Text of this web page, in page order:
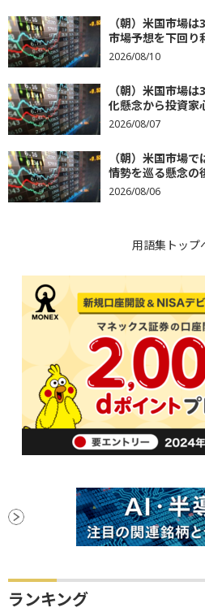
（朝）米国市場
市場予想を下回り
2026/08/10
（朝）米国市場
化懸念から投資家
2026/08/07
（朝）米国市場
情勢を巡る懸念の
2026/08/06
用語集トップ
ランキング